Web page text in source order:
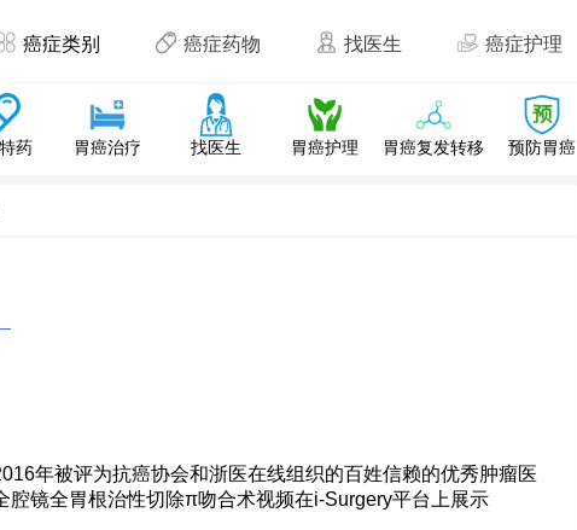
癌症类别 癌症药物 找医生 癌症护理
药 胃癌治疗 找医生 胃癌护理 胃癌复发转移 预防胃癌
年被评为抗癌协会和浙医在线组织的百姓信赖的优秀肿瘤医
腔镜全胃根治性切除π吻合术视频在i-Surgery平台上展示